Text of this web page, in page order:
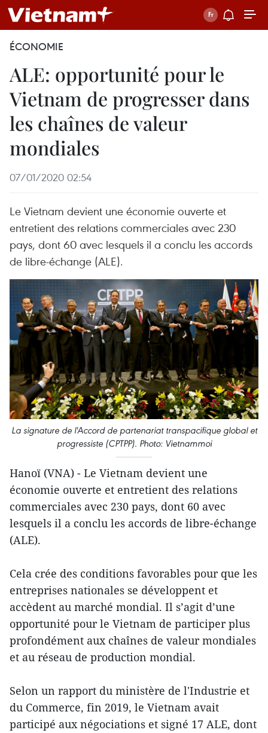
ÉCONOMIE
ALE: opportunité pour le
Vietnam de progresser dans
les chaînes de valeur
mondiales
07/01/2020 02:54
Le Vietnam devient une économie ouverte et
entretient des relations commerciales avec 230
pays, dont 60 avec lesquels il a conclu les accords
de libre-échange (ALE).
La signature de l'Accord de partenariat transpacifique global et
progressiste (CPTPP). Photo: Vietnammoi
Hanoï (VNA) - Le Vietnam devient une
économie ouverte et entretient des relations
commerciales avec 230 pays, dont 60 avec
lesquels il a conclu les accords de libre-échange
(ALE).
Cela crée des conditions favorables pour que les
entreprises nationales se développent et
accèdent au marché mondial. Il s’agit d’une
opportunité pour le Vietnam de participer plus
profondément aux chaînes de valeur mondiales
et au réseau de production mondial.
Selon un rapport du ministère de l'Industrie et
du Commerce, fin 2019, le Vietnam avait
participé aux négociations et signé 17 ALE, dont